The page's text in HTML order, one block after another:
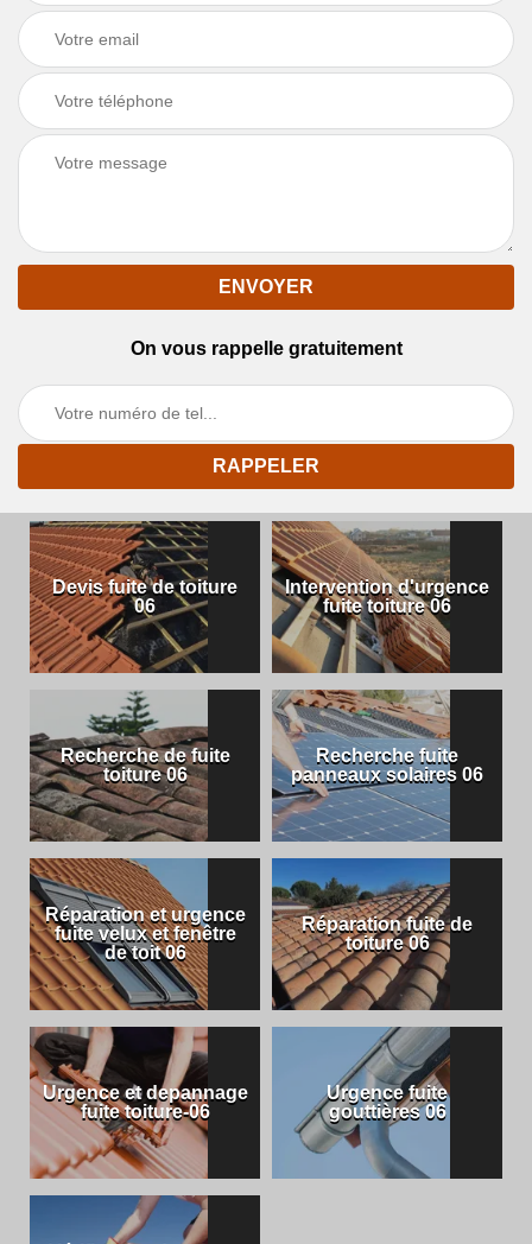
On vous rappelle gratuitement
Devis fuite de toiture
06
Intervention d'urgence
fuite toiture 06
Recherche de fuite
toiture 06
Recherche fuite
panneaux solaires 06
Réparation et urgence
fuite velux et fenêtre
de toit 06
Réparation fuite de
toiture 06
Urgence et depannage
fuite toiture-06
Urgence fuite
gouttières 06